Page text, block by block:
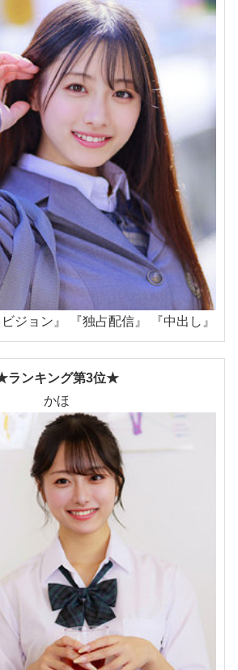
ジョン』 『独占配信』 『中出し』
ランキング第3位★
かほ